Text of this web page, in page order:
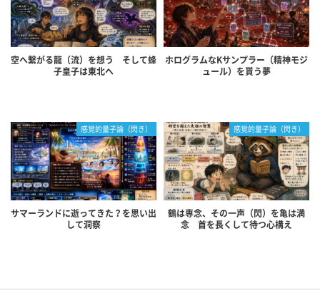
空へ繋がる龍（流）を想う そして蜂
子皇子は東北へ
ホログラムなKサンプラー（精神モジ
ュール）を貰う夢
感覚的量子論（閃き）
サマーランドに逝ってきた？を思い出
して洞察
感覚的量子論（閃き）
鶴は専念、その一声（閃）を亀は満
念 首を長くして待つ心構え